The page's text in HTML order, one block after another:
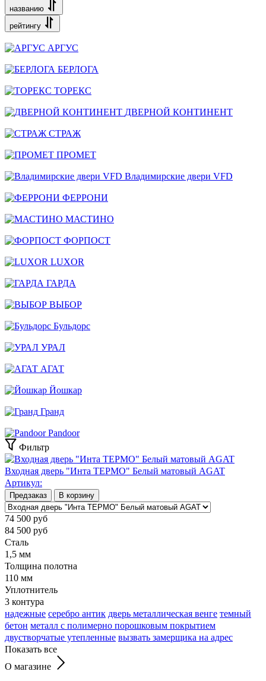
названию
рейтингу
АРГУС
БЕРЛОГА
ТОРЕКС
ДВЕРНОЙ КОНТИНЕНТ
СТРАЖ
ПРОМЕТ
Владимирские двери VFD
ФЕРРОНИ
МАСТИНО
ФОРПОСТ
LUXOR
ГАРДА
ВЫБОР
Бульдорс
УРАЛ
АГАТ
Йошкар
Гранд
Pandoor
Фильтр
Входная дверь "Инта ТЕРМО" Белый матовый AGAT
Артикул:
Предзаказ В корзину
74 500 руб
84 500 руб
Сталь
1,5 мм
Толщина полотна
110 мм
Уплотнитель
3 контура
надежные серебро антик дверь металлическая венге темный
бетон металл с полимерно порошковым покрытием
двустворчатые утепленные вызвать замерщика на адрес
Показать все
О магазине